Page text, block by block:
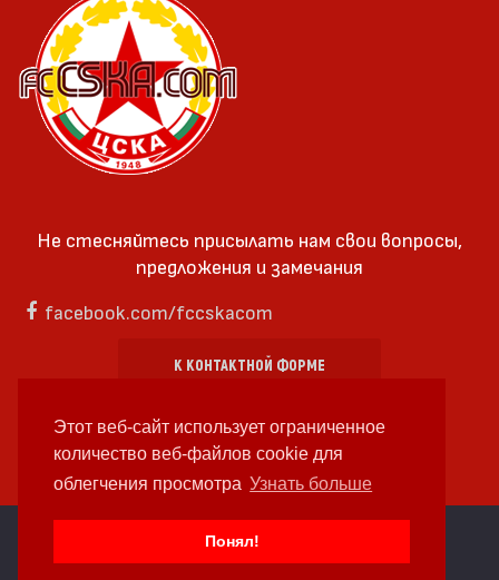
Этот веб-сайт использует ограниченное
количество веб-файлов cookie для
облегчения просмотра Узнать больше
Понял!
Не стесняйтесь присылать нам свои вопросы,
предложения и замечания
facebook.com/fccskacom
К КОНТАКТНОЙ ФОРМЕ
cc by-sa 4.0 2018—2026 | Some Rights Reserved